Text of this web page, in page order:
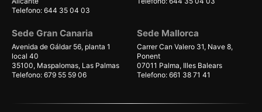
Telefono: 644 35 04 03
Sede Gran Canaria
Avenida de Gáldar 56, planta 1
local 40
35100, Maspalomas, Las Palmas
Telefono: 679 55 59 06
Sede Mallorca
Carrer Can Valero 31, Nave 8,
Ponent
07011 Palma, Illes Balears
Telefono: 661 38 71 41